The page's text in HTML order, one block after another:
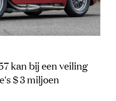
kan bij een veiling
$ 3 miljoen